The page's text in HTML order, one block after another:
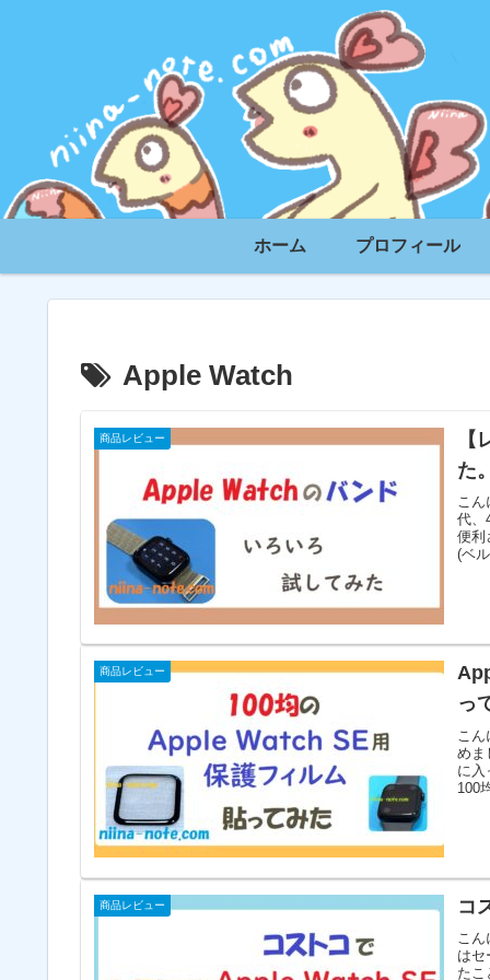
ホーム プロフィール
Apple Watch
商品レビュー
た
こん
代、
便利
(ベ
商品レビュー
っ
こ
めま
に入
100
商品レビュー コ
こ
はセ
たこ